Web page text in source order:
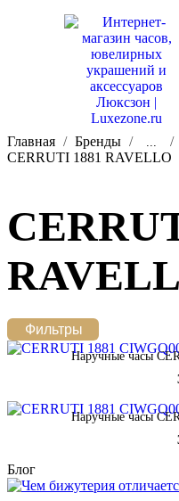
Главная Бренды ...
CERRUTI 1881 RAVELLO
Фильтры
Наручные часы
Наручные часы
Блог